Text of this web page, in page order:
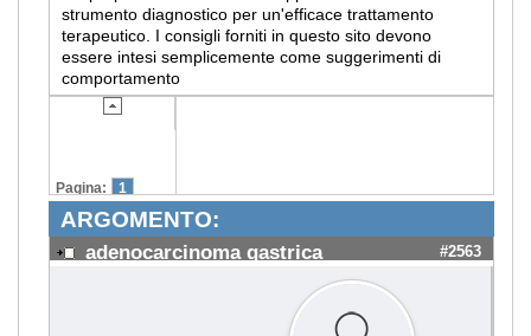
strumento diagnostico per un'efficace trattamento
terapeutico. I consigli forniti in questo sito devono
essere intesi semplicemente come suggerimenti di
comportamento
Pagina: 1
ARGOMENTO:
adenocarcinoma gastrica #2563